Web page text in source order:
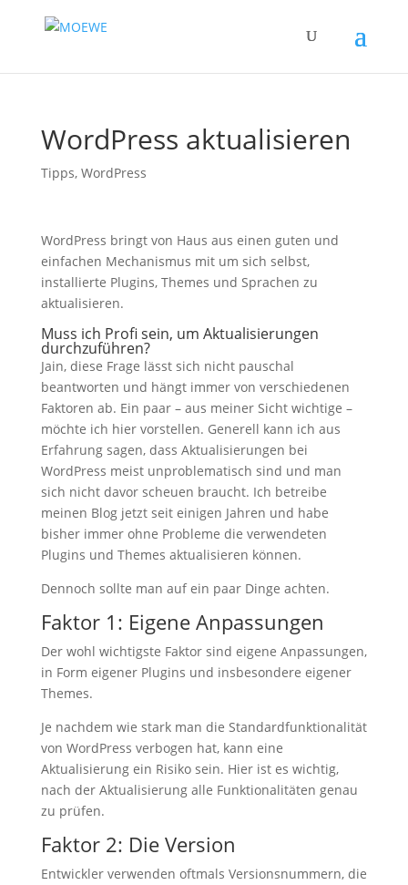
WordPress aktualisieren
Tipps, WordPress
WordPress bringt von Haus aus einen guten und
einfachen Mechanismus mit um sich selbst,
installierte Plugins, Themes und Sprachen zu
aktualisieren.
Muss ich Profi sein, um Aktualisierungen
durchzuführen?
Jain, diese Frage lässt sich nicht pauschal
beantworten und hängt immer von verschiedenen
Faktoren ab. Ein paar – aus meiner Sicht wichtige –
möchte ich hier vorstellen. Generell kann ich aus
Erfahrung sagen, dass Aktualisierungen bei
WordPress meist unproblematisch sind und man
sich nicht davor scheuen braucht. Ich betreibe
meinen Blog jetzt seit einigen Jahren und habe
bisher immer ohne Probleme die verwendeten
Plugins und Themes aktualisieren können.
Dennoch sollte man auf ein paar Dinge achten.
Faktor 1: Eigene Anpassungen
Der wohl wichtigste Faktor sind eigene Anpassungen,
in Form eigener Plugins und insbesondere eigener
Themes.
Je nachdem wie stark man die Standardfunktionalität
von WordPress verbogen hat, kann eine
Aktualisierung ein Risiko sein. Hier ist es wichtig,
nach der Aktualisierung alle Funktionalitäten genau
zu prüfen.
Faktor 2: Die Version
Entwickler verwenden oftmals Versionsnummern, die